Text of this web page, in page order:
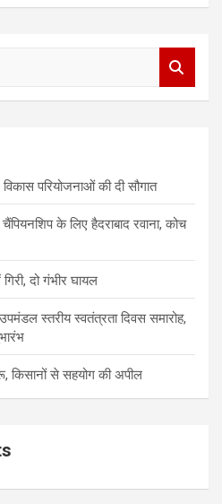
परियोजनाओं की दी सौगात
के लिए हैदराबाद रवाना, कोच
दो गंभीर घायल
स्तरीय स्वतंत्रता दिवस समारोह,
किसानों से सहयोग की अपील